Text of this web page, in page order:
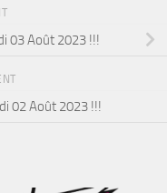
03 Août 2023 !!!
02 Août 2023 !!!